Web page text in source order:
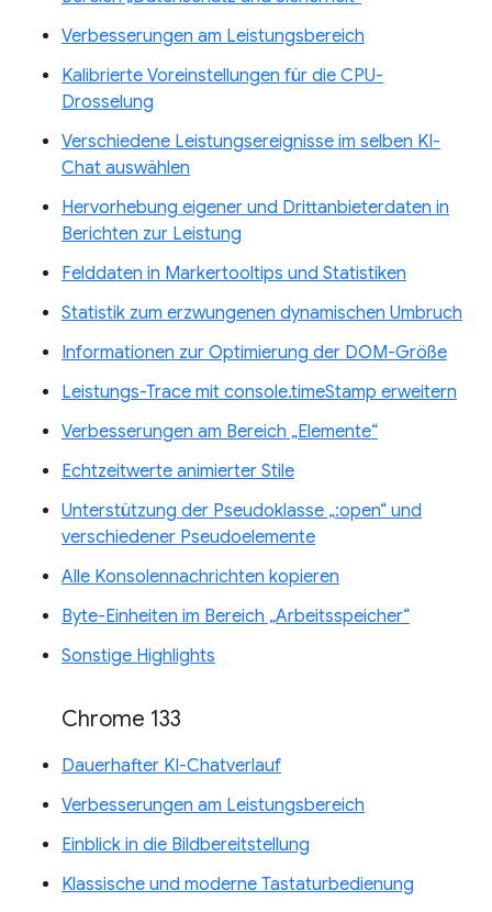
Verbesserungen am Leistungsbereich
Kalibrierte Voreinstellungen für die CPU-
Drosselung
Verschiedene Leistungsereignisse im selben KI-
Chat auswählen
Hervorhebung eigener und Drittanbieterdaten in
Berichten zur Leistung
Felddaten in Markertooltips und Statistiken
Statistik zum erzwungenen dynamischen Umbruch
Informationen zur Optimierung der DOM-Größe
Leistungs-Trace mit console.timeStamp erweitern
Verbesserungen am Bereich „Elemente“
Echtzeitwerte animierter Stile
Unterstützung der Pseudoklasse „:open“ und
verschiedener Pseudoelemente
Alle Konsolennachrichten kopieren
Byte-Einheiten im Bereich „Arbeitsspeicher“
Sonstige Highlights
Chrome 133
Dauerhafter KI-Chatverlauf
Verbesserungen am Leistungsbereich
Einblick in die Bildbereitstellung
Klassische und moderne Tastaturbedienung